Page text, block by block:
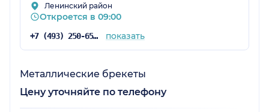
Ленинский район
Откроется в 09:00
+7 (493) 250-65-08 показать
Металлические брекеты
Цену уточняйте по телефону